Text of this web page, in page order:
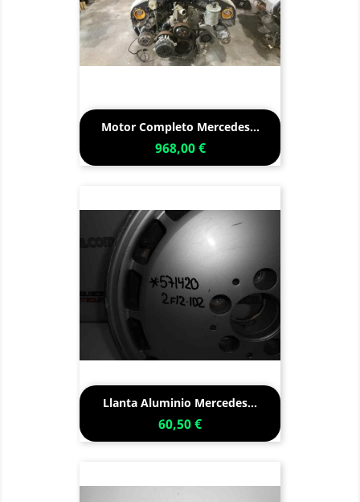
Motor Completo Mercedes...
968,00 €
Llanta Aluminio Mercedes...
60,50 €